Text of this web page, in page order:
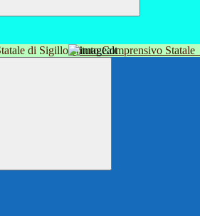
Istituto Comprensivo Statale